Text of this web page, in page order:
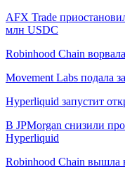
AFX Trade
млн USDC
Robinhood Chain
Movement Labs подала
Hyperliquid запустит
В JPMorgan снизили
Hyperliquid
Robinhood Chain вышла